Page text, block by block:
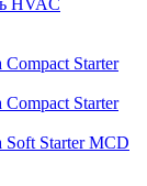
HVAC
Compact Starter
Compact Starter
Soft Starter MCD